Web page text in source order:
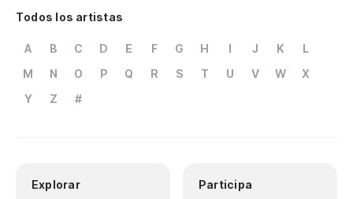
Todos los artistas
A B C D E F G H I J K
L
M
N O P Q R S T U V W
X
Y
Z #
Explorar Participa